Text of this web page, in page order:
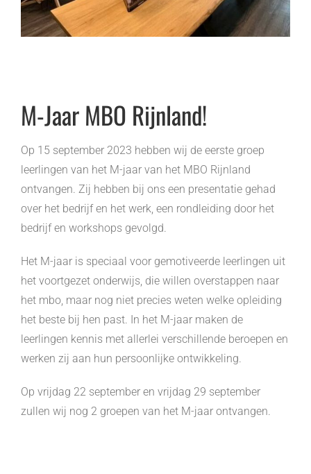
M-Jaar MBO Rijnland!
Op 15 september 2023 hebben wij de eerste groep
leerlingen van het M-jaar van het MBO Rijnland
ontvangen. Zij hebben bij ons een presentatie gehad
over het bedrijf en het werk, een rondleiding door het
bedrijf en workshops gevolgd.
Het M-jaar is speciaal voor gemotiveerde leerlingen uit
het voortgezet onderwijs, die willen overstappen naar
het mbo, maar nog niet precies weten welke opleiding
het beste bij hen past. In het M-jaar maken de
leerlingen kennis met allerlei verschillende beroepen en
werken zij aan hun persoonlijke ontwikkeling.
Op vrijdag 22 september en vrijdag 29 september
zullen wij nog 2 groepen van het M-jaar ontvangen.